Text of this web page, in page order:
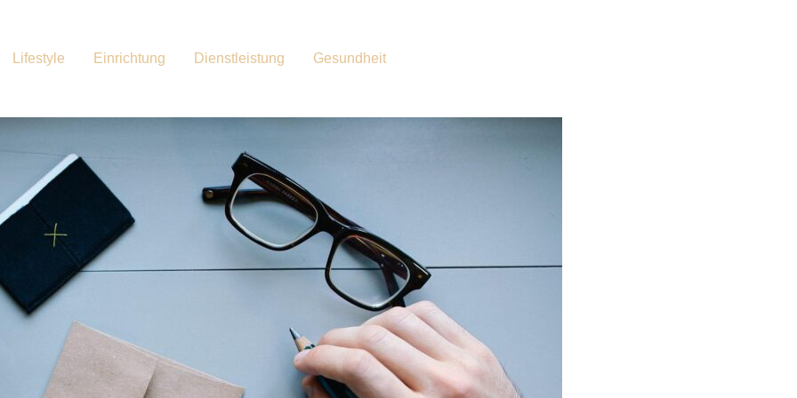
Lifestyle Einrichtung Dienstleistung Gesundheit